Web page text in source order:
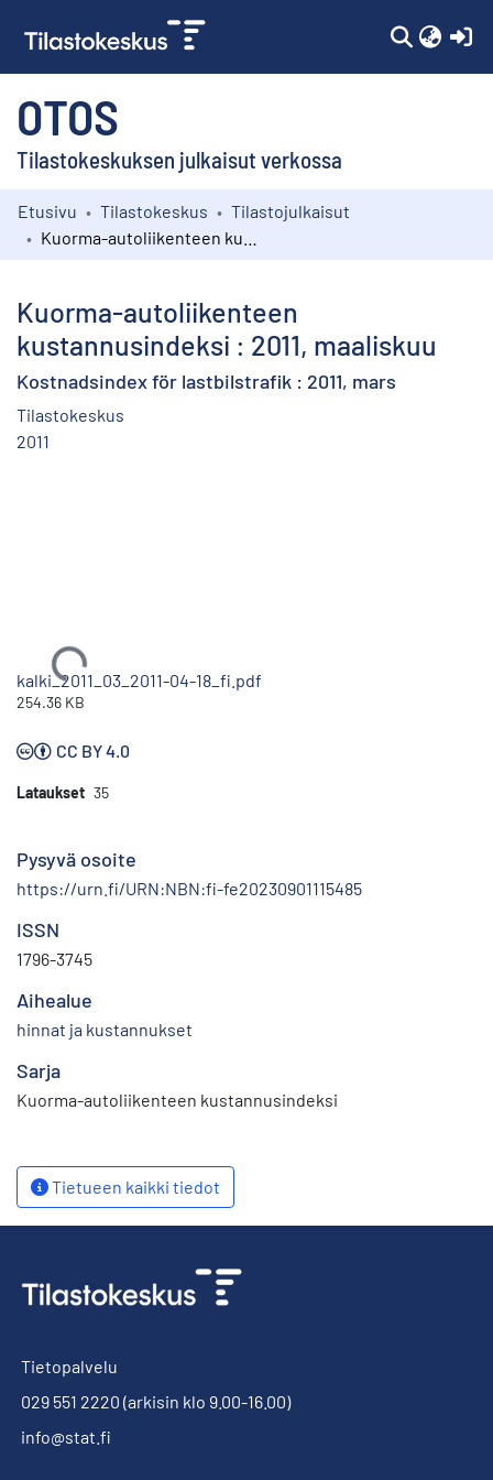
OTOS
Tilastokeskuksen julkaisut verkossa
Kokoelmat
Etusivu Tilastokeskus
Tilastojulkaisut
Kuorma-autoliikenteen
kustannusindeksi : 2011, maaliskuu
Kostnadsindex för lastbilstrafik : 2011, mars
Tilastokeskus
2011
Ladataan...
kalki_2011_03_2011-04-18_fi.pdf
254.36 KB
CC BY 4.0
Lataukset 35
Pysyvä osoite
https://urn.fi/URN:NBN:fi-fe20230901115485
ISSN
1796-3745
Aihealue
hinnat ja kustannukset
Sarja
Kuorma-autoliikenteen kustannusindeksi
Tietueen kaikki tiedot
Tietopalvelu
029 551 2220 (arkisin klo 9.00-16.00)
info@stat.fi